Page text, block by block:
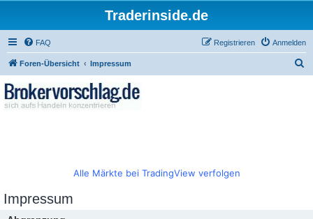
Traderinside.de
FAQ Anmelden
Registrieren
Foren-Übersicht Impressum
Alle Märkte bei TradingView verfolgen
Impressum